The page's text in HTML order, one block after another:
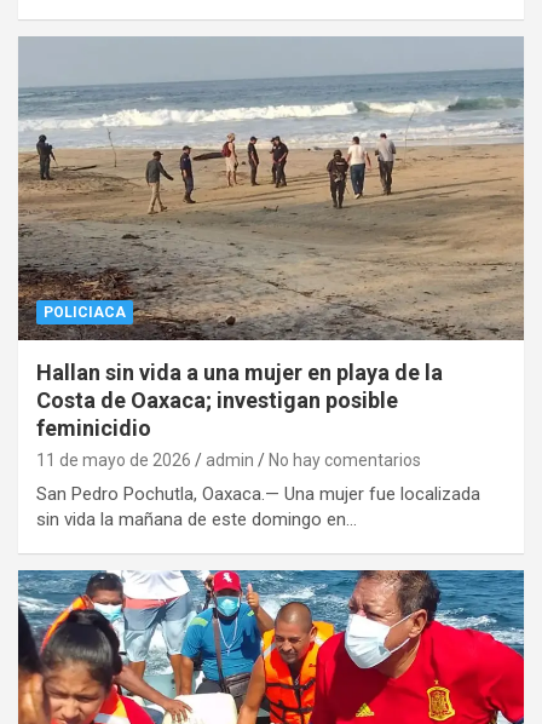
POLICIACA
Hallan sin vida a una mujer en playa de la
Costa de Oaxaca; investigan posible
feminicidio
11 de mayo de 2026 admin No hay comentarios
San Pedro Pochutla, Oaxaca.— Una mujer fue localizada
sin vida la mañana de este domingo en…